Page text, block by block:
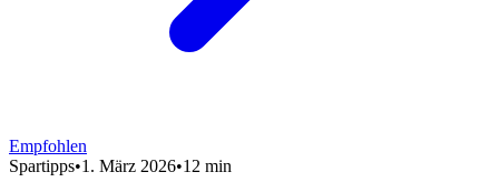
Empfohlen
Spartipps•1. März 2026•12 min